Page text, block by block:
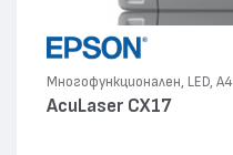
Многофункционален, LED, А4
AcuLaser CX17